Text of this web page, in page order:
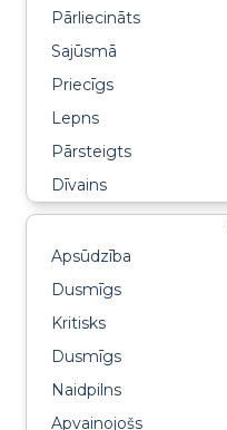
Pārliecināts
Sajūsmā
Priecīgs
Lepns
Pārsteigts
Dīvains
Apsūdzība
Dusmīgs
Kritisks
Dusmīgs
Naidpilns
Apvainojošs